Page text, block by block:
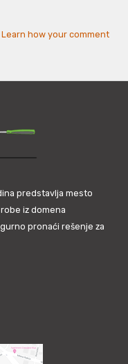
Learn how your comment
predstavlja mesto
iz domena
pronaći rešenje za